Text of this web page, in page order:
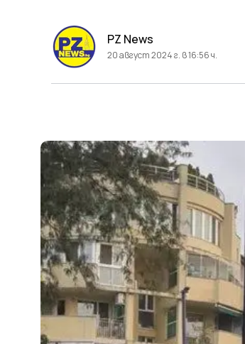
PZ News
20 август 2024 г. в 16:56 ч.